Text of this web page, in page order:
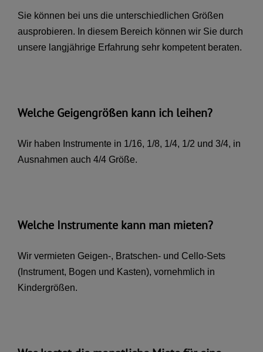
Sie können bei uns die unterschiedlichen Größen
ausprobieren. In diesem Bereich können wir Sie durch
unsere langjährige Erfahrung sehr kompetent beraten.
Welche Geigengrößen kann ich leihen?
Wir haben Instrumente in 1/16, 1/8, 1/4, 1/2 und 3/4, in
Ausnahmen auch 4/4 Größe.
Welche Instrumente kann man mieten?
Wir vermieten Geigen-, Bratschen- und Cello-Sets
(Instrument, Bogen und Kasten), vornehmlich in
Kindergrößen.